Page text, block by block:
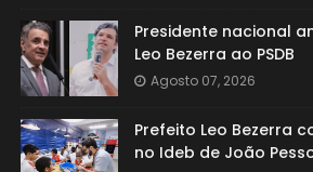
Presidente nacional
Leo Bezerra ao PSDB
Agosto 07, 2026
Prefeito Leo Bezerra
no Ideb de João